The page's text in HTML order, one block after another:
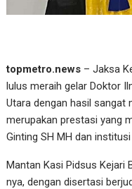
topmetro.news – Jaksa
lulus meraih gelar Doktor
Utara dengan hasil sangat
merupakan prestasi yang
Ginting SH MH dan
Mantan Kasi Pidsus Kejari
nya, dengan disertasi